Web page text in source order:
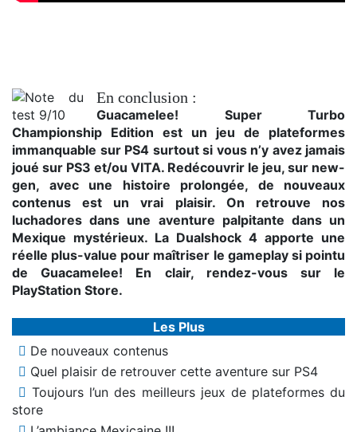
En conclusion :
Guacamelee! Super Turbo
Championship Edition est un jeu de plateformes
immanquable sur PS4 surtout si vous n’y avez jamais
joué sur PS3 et/ou VITA. Redécouvrir le jeu, sur new-
gen, avec une histoire prolongée, de nouveaux
contenus est un vrai plaisir. On retrouve nos
luchadores dans une aventure palpitante dans un
Mexique mystérieux. La Dualshock 4 apporte une
réelle plus-value pour maîtriser le gameplay si pointu
de Guacamelee! En clair, rendez-vous sur le
PlayStation Store.
Les Plus
De nouveaux contenus
Quel plaisir de retrouver cette aventure sur PS4
Toujours l’un des meilleurs jeux de plateformes du
store